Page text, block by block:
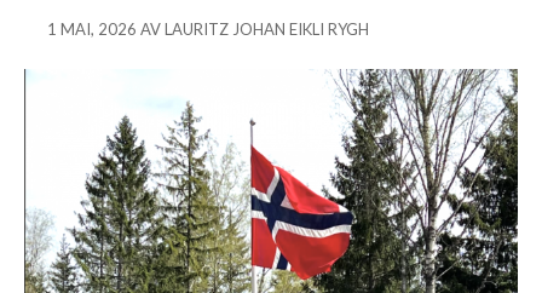
1 MAI, 2026 AV LAURITZ JOHAN EIKLI RYGH